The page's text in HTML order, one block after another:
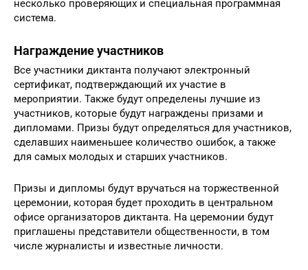
несколько проверяющих и специальная программная
система.
Награждение участников
Все участники диктанта получают электронный
сертификат, подтверждающий их участие в
мероприятии. Также будут определены лучшие из
участников, которые будут награждены призами и
дипломами. Призы будут определяться для участников,
сделавших наименьшее количество ошибок, а также
для самых молодых и старших участников.
Призы и дипломы будут вручаться на торжественной
церемонии, которая будет проходить в центральном
офисе организаторов диктанта. На церемонии будут
приглашены представители общественности, в том
числе журналисты и известные личности.